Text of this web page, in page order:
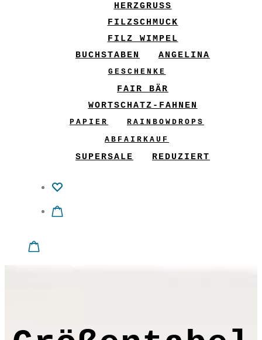
HERZGRUSS
FILZSCHMUCK
FILZ WIMPEL
BUCHSTABEN
ANGELINA
GESCHENKE
FAIR BÄR
WORTSCHATZ-FAHNEN
PAPIER
RAINBOWDROPS
ABFAIRKAUF
SUPERSALE REDUZIERT